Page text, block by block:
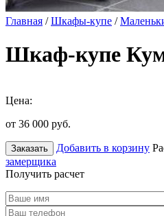
Главная /Шкафы-купе /
Шкаф-купе
Цена:
от 36 000 руб.
Заказать Добавить в корзину
замерщика
Получить расчет